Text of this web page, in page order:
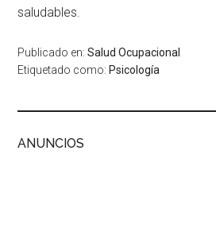
saludables.
Publicado en:Salud Ocupacional
Etiquetado como: Psicología
ANUNCIOS